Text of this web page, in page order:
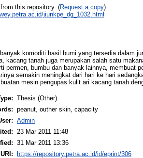
this repository. (Request a copy)
jiunkpe_dg_1032.html
komoditi hasil bumi yang tersedia dalam
kacang tanah juga merupakan salah satu
permen, bumbu dan banyak lainnya, membuat
semakin meningkat dari hari ke hari
mesin pengupas kulit ari kacang tanah
Thesis (Other)
peanut, outher skin, capacity
Admin
23 Mar 2011 11:48
31 Mar 2011 13:36
URI: https://repository.petra.ac.id/id/eprint/306